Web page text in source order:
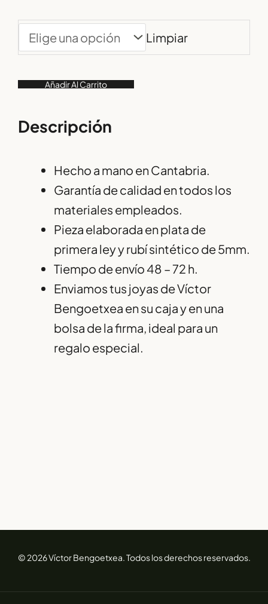
Limpiar
Añadir Al Carrito
Descripción
Hecho a mano en Cantabria.
Garantía de calidad en todos los
materiales empleados.
Pieza elaborada en plata de
primera ley y rubí sintético de 5mm.
Tiempo de envío 48 – 72 h.
Enviamos tus joyas de Víctor
Bengoetxea en su caja y en una
bolsa de la firma, ideal para un
regalo especial.
© 2026 Víctor Bengoetxea. Todos los derechos reservados.